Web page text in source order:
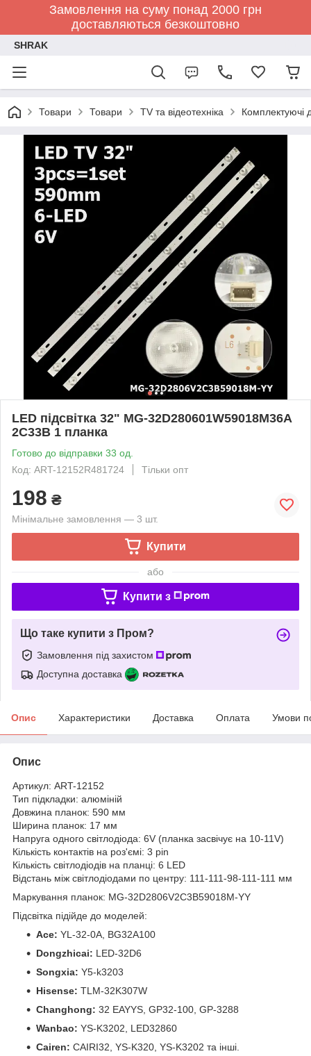
Замовлення на суму понад 2000 грн
доставляються безкоштовно
SHRAK
Товари Товари TV та відеотехніка Комплектуючі
LED підсвітка 32" MG-32D280601W59018M36A
2C33B 1 планка
Готово до відправки 33 од.
Код: ART-12152R481724
Тільки опт
198 ₴
Мінімальне замовлення — 3 шт.
Купити
або
Купити з
Що таке купити з Пром?
Замовлення під захистом
Доступна доставка
Опис Характеристики Доставка Оплата Умови
Опис
Артикул: ART-12152
Тип підкладки: алюміній
Довжина планок: 590 мм
Ширина планок: 17 мм
Напруга одного світлодіода: 6V (планка засвічує на 10-11V)
Кількість контактів на роз'ємі: 3 pin
Кількість світлодіодів на планці: 6 LED
Відстань між світлодіодами по центру: 111-111-98-111-111 мм
Маркування планок: MG-32D2806V2C3B59018M-YY
Підсвітка підійде до моделей:
Ace: YL-32-0A, BG32A100
Dongzhicai: LED-32D6
Songxia: Y5-k3203
Hisense: TLM-32K307W
Changhong: 32 EAYYS, GP32-100, GP-3288
Wanbao: YS-K3202, LED32860
Cairen: CAIRI32, YS-K320, YS-K3202 та інші.